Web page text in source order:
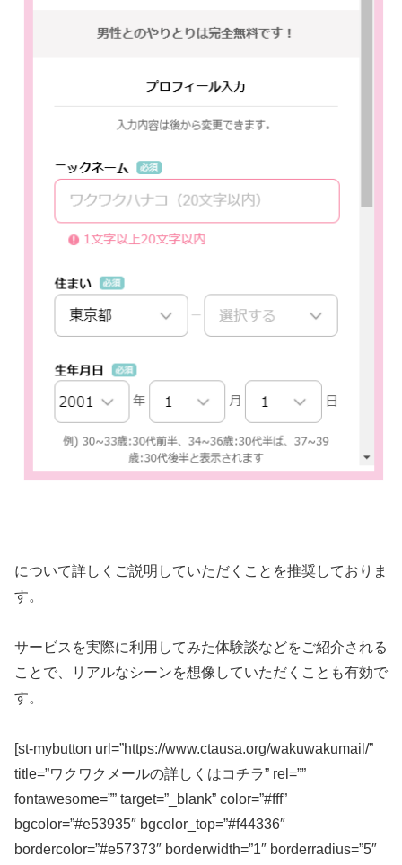
について詳しくご説明していただくことを推奨しておりま
す。
サービスを実際に利用してみた体験談などをご紹介される
ことで、リアルなシーンを想像していただくことも有効で
す。
[st-mybutton url=”https://www.ctausa.org/wakuwakumail/”
title=”ワクワクメールの詳しくはコチラ” rel=””
fontawesome=”” target=”_blank” color=”#fff”
bgcolor=”#e53935″ bgcolor_top=”#f44336″
bordercolor=”#e57373″ borderwidth=”1″ borderradius=”5″